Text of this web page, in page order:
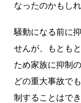
なったのかもしれ
騒動になる前に
せんが、もとも
ため家族に抑制
どの重大事故で
制することはで